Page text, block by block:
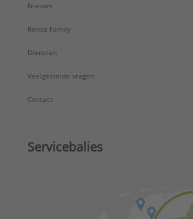
Nieuws
Rensa Family
Diensten
Veelgestelde vragen
Contact
Servicebalies